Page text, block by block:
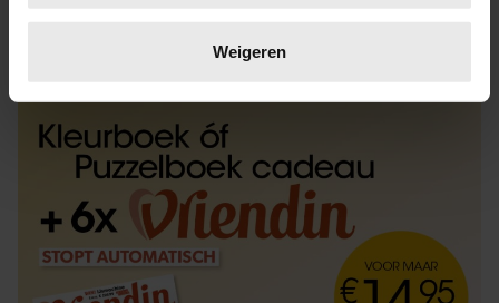
verwerkt en stel uw voorkeuren in het
intrekken in de Cookieverklaring.
We gebruiken cookies om content en advertenties te
personaliseren, om functies voor social media te bieden
en om ons websiteverkeer te analyseren. Ook delen we
informatie over uw gebruik van onze site met onze
partners voor social media, adverteren en analyse. Deze
partners kunnen deze gegevens combineren met andere
Weigeren